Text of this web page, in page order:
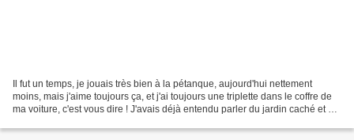
Il fut un temps, je jouais très bien à la pétanque, aujourd'hui nettement
moins, mais j'aime toujours ça, et j'ai toujours une triplette dans le coffre de
ma voiture, c'est vous dire ! J'avais déjà entendu parler du jardin caché et du